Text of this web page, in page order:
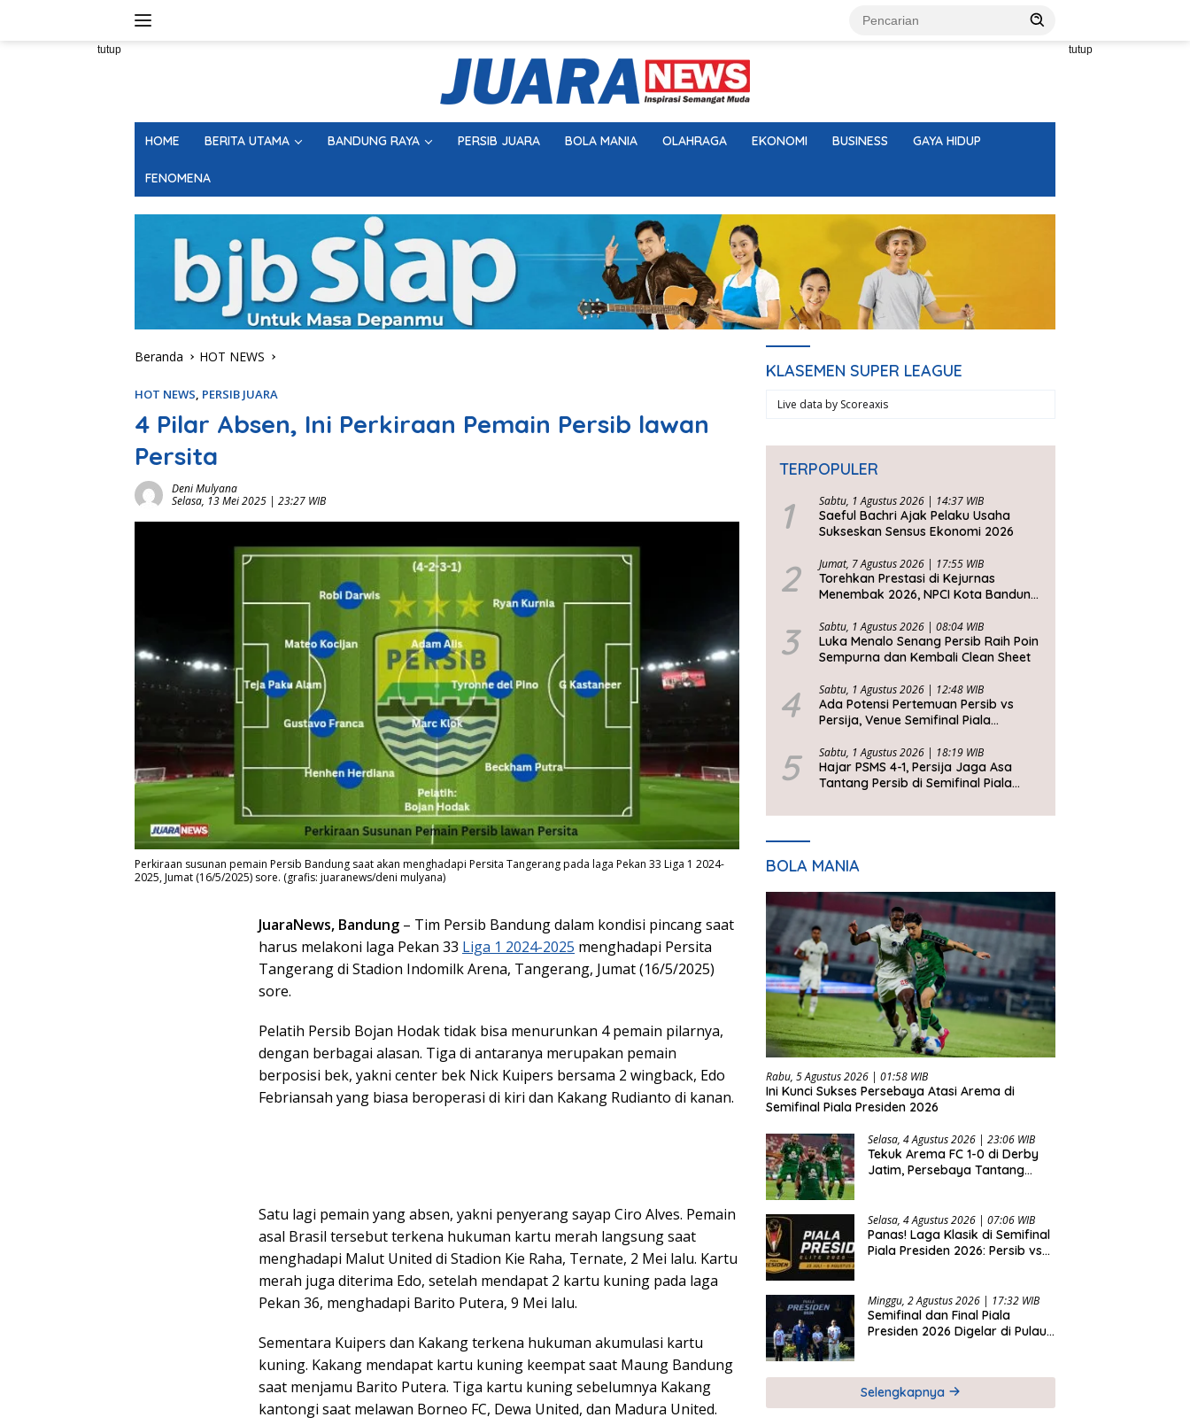
tutup tutup
HOME BERITA UTAMA BANDUNG RAYA PERSIB JUARA BOLA MANIA OLAHRAGA EKONOMI BUSINESS GAYA HIDUP
FENOMENA
Beranda HOT NEWS
HOT NEWS, PERSIB JUARA
4 Pilar Absen, Ini Perkiraan Pemain Persib lawan
Persita
Deni Mulyana
Selasa, 13 Mei 2025 | 23:27 WIB
Perkiraan susunan pemain Persib Bandung saat akan menghadapi Persita Tangerang pada laga Pekan 33 Liga 1 2024-
2025, Jumat (16/5/2025) sore. (grafis: juaranews/deni mulyana)
JuaraNews, Bandung – Tim Persib Bandung dalam kondisi pincang saat
harus melakoni laga Pekan 33 Liga 1 2024-2025 menghadapi Persita
Tangerang di Stadion Indomilk Arena, Tangerang, Jumat (16/5/2025)
sore.
Pelatih Persib Bojan Hodak tidak bisa menurunkan 4 pemain pilarnya,
dengan berbagai alasan. Tiga di antaranya merupakan pemain
berposisi bek, yakni center bek Nick Kuipers bersama 2 wingback, Edo
Febriansah yang biasa beroperasi di kiri dan Kakang Rudianto di kanan.
Satu lagi pemain yang absen, yakni penyerang sayap Ciro Alves. Pemain
asal Brasil tersebut terkena hukuman kartu merah langsung saat
menghadapi Malut United di Stadion Kie Raha, Ternate, 2 Mei lalu. Kartu
merah juga diterima Edo, setelah mendapat 2 kartu kuning pada laga
Pekan 36, menghadapi Barito Putera, 9 Mei lalu.
Sementara Kuipers dan Kakang terkena hukuman akumulasi kartu
kuning. Kakang mendapat kartu kuning keempat saat Maung Bandung
saat menjamu Barito Putera. Tiga kartu kuning sebelumnya Kakang
kantongi saat melawan Borneo FC, Dewa United, dan Madura United.
KLASEMEN SUPER LEAGUE
Live data by Scoreaxis
TERPOPULER
1 Sabtu, 1 Agustus 2026 | 14:37 WIB
Saeful Bachri Ajak Pelaku Usaha
Sukseskan Sensus Ekonomi 2026
2 Jumat, 7 Agustus 2026 | 17:55 WIB
Torehkan Prestasi di Kejurnas
Menembak 2026, NPCI Kota Bandung
3 Sabtu, 1 Agustus 2026 | 08:04 WIB
Luka Menalo Senang Persib Raih Poin
Sempurna dan Kembali Clean Sheet
4 Sabtu, 1 Agustus 2026 | 12:48 WIB
Ada Potensi Pertemuan Persib vs
Persija, Venue Semifinal Piala
5 Sabtu, 1 Agustus 2026 | 18:19 WIB
Hajar PSMS 4-1, Persija Jaga Asa
Tantang Persib di Semifinal Piala
BOLA MANIA
Rabu, 5 Agustus 2026 | 01:58 WIB
Ini Kunci Sukses Persebaya Atasi Arema di
Semifinal Piala Presiden 2026
Selasa, 4 Agustus 2026 | 23:06 WIB
Tekuk Arema FC 1-0 di Derby
Jatim, Persebaya Tantang
Selasa, 4 Agustus 2026 | 07:06 WIB
Panas! Laga Klasik di Semifinal
Piala Presiden 2026: Persib vs
Minggu, 2 Agustus 2026 | 17:32 WIB
Semifinal dan Final Piala
Presiden 2026 Digelar di Pulau
Selengkapnya